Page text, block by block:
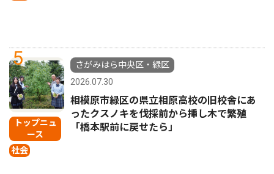
5
トップニュ
ース
社会
さがみはら中央区・緑区
2026.07.30
相模原市緑区の県立相原高校の旧校舎にあ
ったクスノキを伐採前から挿し木で繁殖
「橋本駅前に戻せたら」